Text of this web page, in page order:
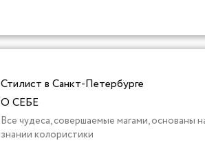
Стилист в Санкт-Петербурге
О СЕБЕ
Все чудеса, совершаемые магами, основаны
знании колористики